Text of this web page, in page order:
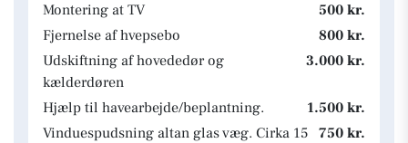
Montering at TV
500 kr.
Fjernelse af hvepsebo
800 kr.
Udskiftning af hovededør og
kælderdøren
3.000 kr.
Hjælp til havearbejde/beplantning.
1.500 kr.
Vinduespudsning altan glas væg. Cirka 15 750 kr.